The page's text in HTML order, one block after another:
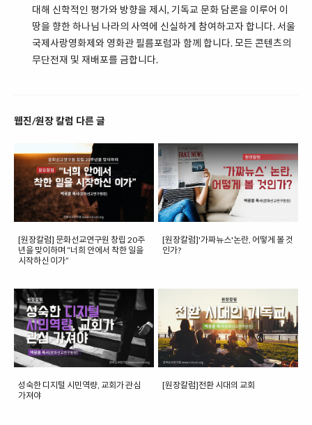
대해 신학적인 평가와 방향을 제시, 기독교 문화 담론을 이루어 이
땅을 향한 하나님 나라의 사역에 신실하게 참여하고자 합니다. 서울
국제사랑영화제와 영화관 필름포럼과 함께 합니다. 모든 콘텐츠의
무단전재 및 재배포를 금합니다.
웹진/원장 칼럼 다른 글
[원장칼럼] 문화선교연구원 창립 20주
년을 맞이하며 “너희 안에서 착한 일을
시작하신 이가”
[원장칼럼]'가짜뉴스'논란, 어떻게 볼 것
인가?
성숙한 디지털 시민역량, 교회가 관심
가져야
[원장칼럼]전환 시대의 교회